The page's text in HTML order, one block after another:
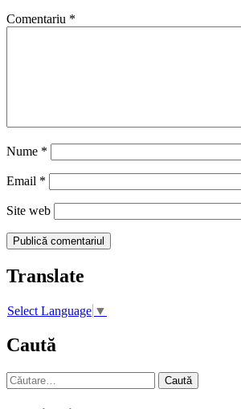
Comentariu *
Nume *
Email *
Site web
Translate
Select Language ▼
Caută
Caută
după: